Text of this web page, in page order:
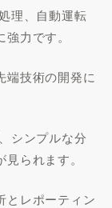
理、自動運転
力です。
端技術の開発に
シンプルな分
られます。
とレポーティン